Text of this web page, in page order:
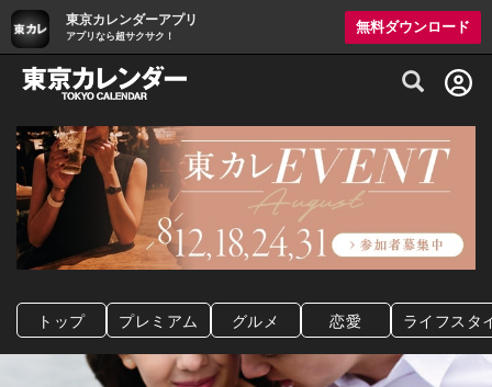
東京カレンダーアプリ
アプリなら超サクサク！
無料ダウンロード
グルメ情報・プレミアムレストラン予約
トップ プレミアム グルメ 恋愛 ライフスタ